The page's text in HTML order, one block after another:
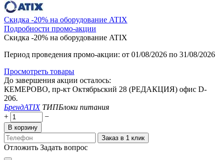
Скидка -20% на оборудование ATIX
Подробности промо-акции
Скидка -20% на оборудование ATIX
Период проведения промо-акции: от 01/08/2026 по 31/08/2026
Просмотреть товары
До завершения акции осталось:
КЕМЕРОВО, пр-кт Октябрьский 28 (РЕДАКЦИЯ) офис D-
206.
БрендATIX ТИПБлоки питания
+
−
В корзину
Заказ в 1 клик
Отложить Задать вопрос